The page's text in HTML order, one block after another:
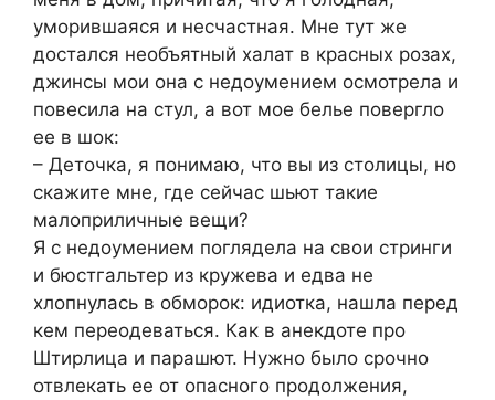
уморившаяся и несчастная. Мне тут же
достался необъятный халат в красных розах,
джинсы мои она с недоумением осмотрела и
повесила на стул, а вот мое белье повергло
ее в шок:
– Деточка, я понимаю, что вы из столицы, но
скажите мне, где сейчас шьют такие
малоприличные вещи?
Я с недоумением поглядела на свои стринги
и бюстгальтер из кружева и едва не
хлопнулась в обморок: идиотка, нашла перед
кем переодеваться. Как в анекдоте про
Штирлица и парашют. Нужно было срочно
отвлекать ее от опасного продолжения,